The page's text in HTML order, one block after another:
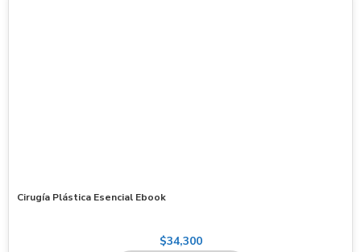
Cirugía Plástica Esencial Ebook
$34,300